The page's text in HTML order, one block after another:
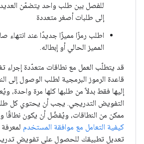
للفصل بين طلب واحد يتضمّن العديد
إلى طلبات أصغر متعددة
اطلب رمزًا مميزًا جديدًا عند انتهاء
المميز الحالي أو إبطاله.
قد يتطلّب العمل مع نطاقات متعدّدة إجراء
قاعدة الرموز البرمجية لطلب الوصول إلى
إليها فقط بدلاً من طلبها كلها مرة واحدة،
التفويض التدريجي. يجب أن يحتوي كل
ممكن من النطاقات، ويُفضّل أن يكون نطاقًا
كيفية التعامل مع موافقة المستخدم
تعديل تطبيقك للحصول على تفويض